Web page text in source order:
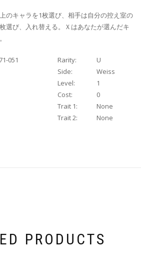
のキャラを1枚選び、相手は自分の控え室の
選び、入れ替える。Ｘはあなたが選んだキ
051 Rarity:
U
Side:
Weiss
Level:
1
Cost:
0
Trait 1:
None
Trait 2: None
PRODUCTS